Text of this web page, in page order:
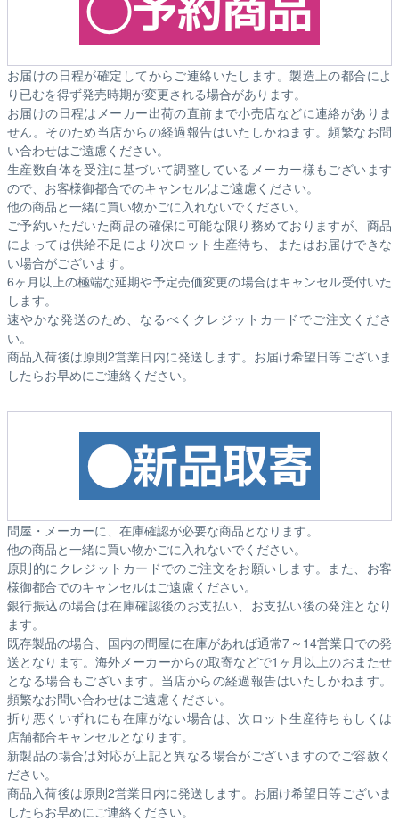
お届けの日程が確定してからご連絡いたします。製造上の都合によ
り已むを得ず発売時期が変更される場合があります。
お届けの日程はメーカー出荷の直前まで小売店などに連絡がありま
せん。そのため当店からの経過報告はいたしかねます。頻繁なお問
い合わせはご遠慮ください。
生産数自体を受注に基づいて調整しているメーカー様もございます
ので、お客様御都合でのキャンセルはご遠慮ください。
他の商品と一緒に買い物かごに入れないでください。
ご予約いただいた商品の確保に可能な限り務めておりますが、商品
によっては供給不足により次ロット生産待ち、またはお届けできな
い場合がございます。
6ヶ月以上の極端な延期や予定売価変更の場合はキャンセル受付いた
します。
速やかな発送のため、なるべくクレジットカードでご注文くださ
い。
商品入荷後は原則2営業日内に発送します。お届け希望日等ございま
したらお早めにご連絡ください。
問屋・メーカーに、在庫確認が必要な商品となります。
他の商品と一緒に買い物かごに入れないでください。
原則的にクレジットカードでのご注文をお願いします。また、お客
様御都合でのキャンセルはご遠慮ください。
銀行振込の場合は在庫確認後のお支払い、お支払い後の発注となり
ます。
既存製品の場合、国内の問屋に在庫があれば通常7～14営業日での発
送となります。海外メーカーからの取寄などで1ヶ月以上のおまたせ
となる場合もございます。 当店からの経過報告はいたしかねます。
頻繁なお問い合わせはご遠慮ください。
折り悪くいずれにも在庫がない場合は、次ロット生産待ちもしくは
店舗都合キャンセルとなります。
新製品の場合は対応が上記と異なる場合がございますのでご容赦く
ださい。
商品入荷後は原則2営業日内に発送します。お届け希望日等ございま
したらお早めにご連絡ください。